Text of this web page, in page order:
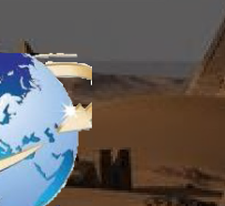
تخطي
إلى
المحتوى